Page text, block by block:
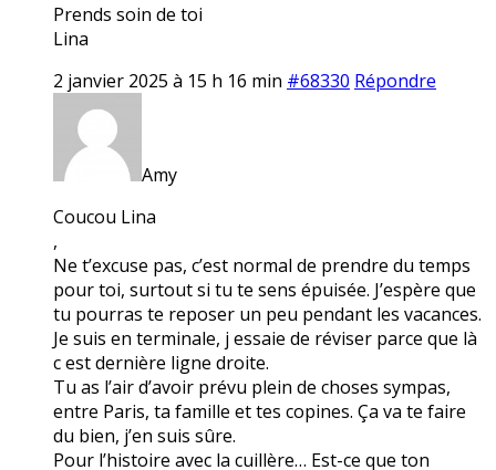
Prends soin de toi
Lina
2 janvier 2025 à 15 h 16 min #68330 Répondre
Amy
Coucou Lina
,
Ne t’excuse pas, c’est normal de prendre du temps
pour toi, surtout si tu te sens épuisée. J’espère que
tu pourras te reposer un peu pendant les vacances.
Je suis en terminale, j essaie de réviser parce que là
c est dernière ligne droite.
Tu as l’air d’avoir prévu plein de choses sympas,
entre Paris, ta famille et tes copines. Ça va te faire
du bien, j’en suis sûre.
Pour l’histoire avec la cuillère… Est-ce que ton